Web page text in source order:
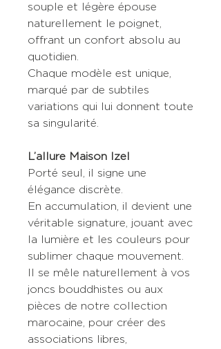
souple et légère épouse
naturellement le poignet,
offrant un confort absolu au
quotidien.
Chaque modèle est unique,
marqué par de subtiles
variations qui lui donnent toute
sa singularité.
L’allure Maison Izel
Porté seul, il signe une
élégance discrète.
En accumulation, il devient une
véritable signature, jouant avec
la lumière et les couleurs pour
sublimer chaque mouvement.
Il se mêle naturellement à vos
joncs bouddhistes ou aux
pièces de notre collection
marocaine, pour créer des
associations libres,